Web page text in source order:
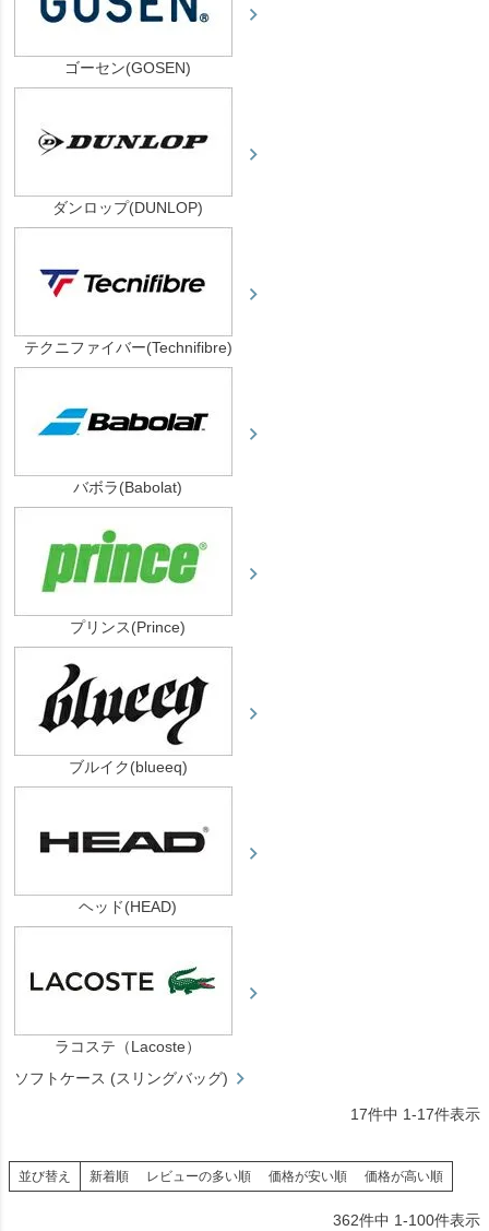
ゴーセン(GOSEN)
ダンロップ(DUNLOP)
テクニファイバー(Technifibre)
バボラ(Babolat)
プリンス(Prince)
ブルイク(blueeq)
ヘッド(HEAD)
ラコステ（Lacoste）
ソフトケース (スリングバッグ)
17件中 1-17件表示
並び替え 新着順 レビューの多い順 価格が安い順 価格が高い順
362件中 1-100件表示